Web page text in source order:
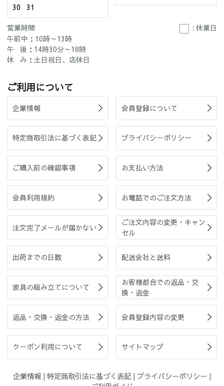
30
31
営業時間
: 休業日
午前中：10時～13時
午 後：14時30分～18時
休 み：土日祝日、店休日
ご利用について
企業情報 会員登録について
特定商取引法に基づく表記 プライバシーポリシー
ご購入前の確認事項 お支払い方法
会員利用規約 お電話でのご注文方法
注文完了メールが届かない
ご注文内容の変更・キャン
セル
出荷までの日数 配送会社と送料
家具の組み立てについて
お客様都合での返品・交
換・返金
返品・交換・返金の方法 会員登録内容の変更
クーポン利用について サイトマップ
企業情報 | 特定商取引法に基づく表記 | プライバシーポリシー |